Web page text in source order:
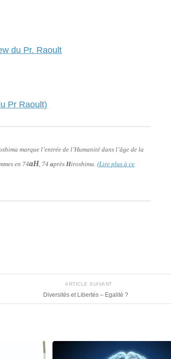
du Pr. Raoult
Pr Raoult)
marque l’entrée de l’Humanité dans l’âge de la
en 74aH , 74 après Hiroshima. (Lire plus à ce
ARTICLE SUIVANT
Diversités et Libertés – Egalité ?